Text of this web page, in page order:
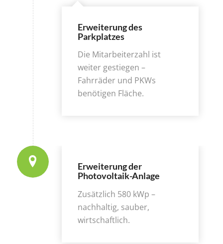
Erweiterung des
Parkplatzes
Die Mitarbeiterzahl ist
weiter gestiegen –
Fahrräder und PKWs
benötigen Fläche.
Erweiterung der
Photovoltaik-Anlage
Zusätzlich 580 kWp –
nachhaltig, sauber,
wirtschaftlich.